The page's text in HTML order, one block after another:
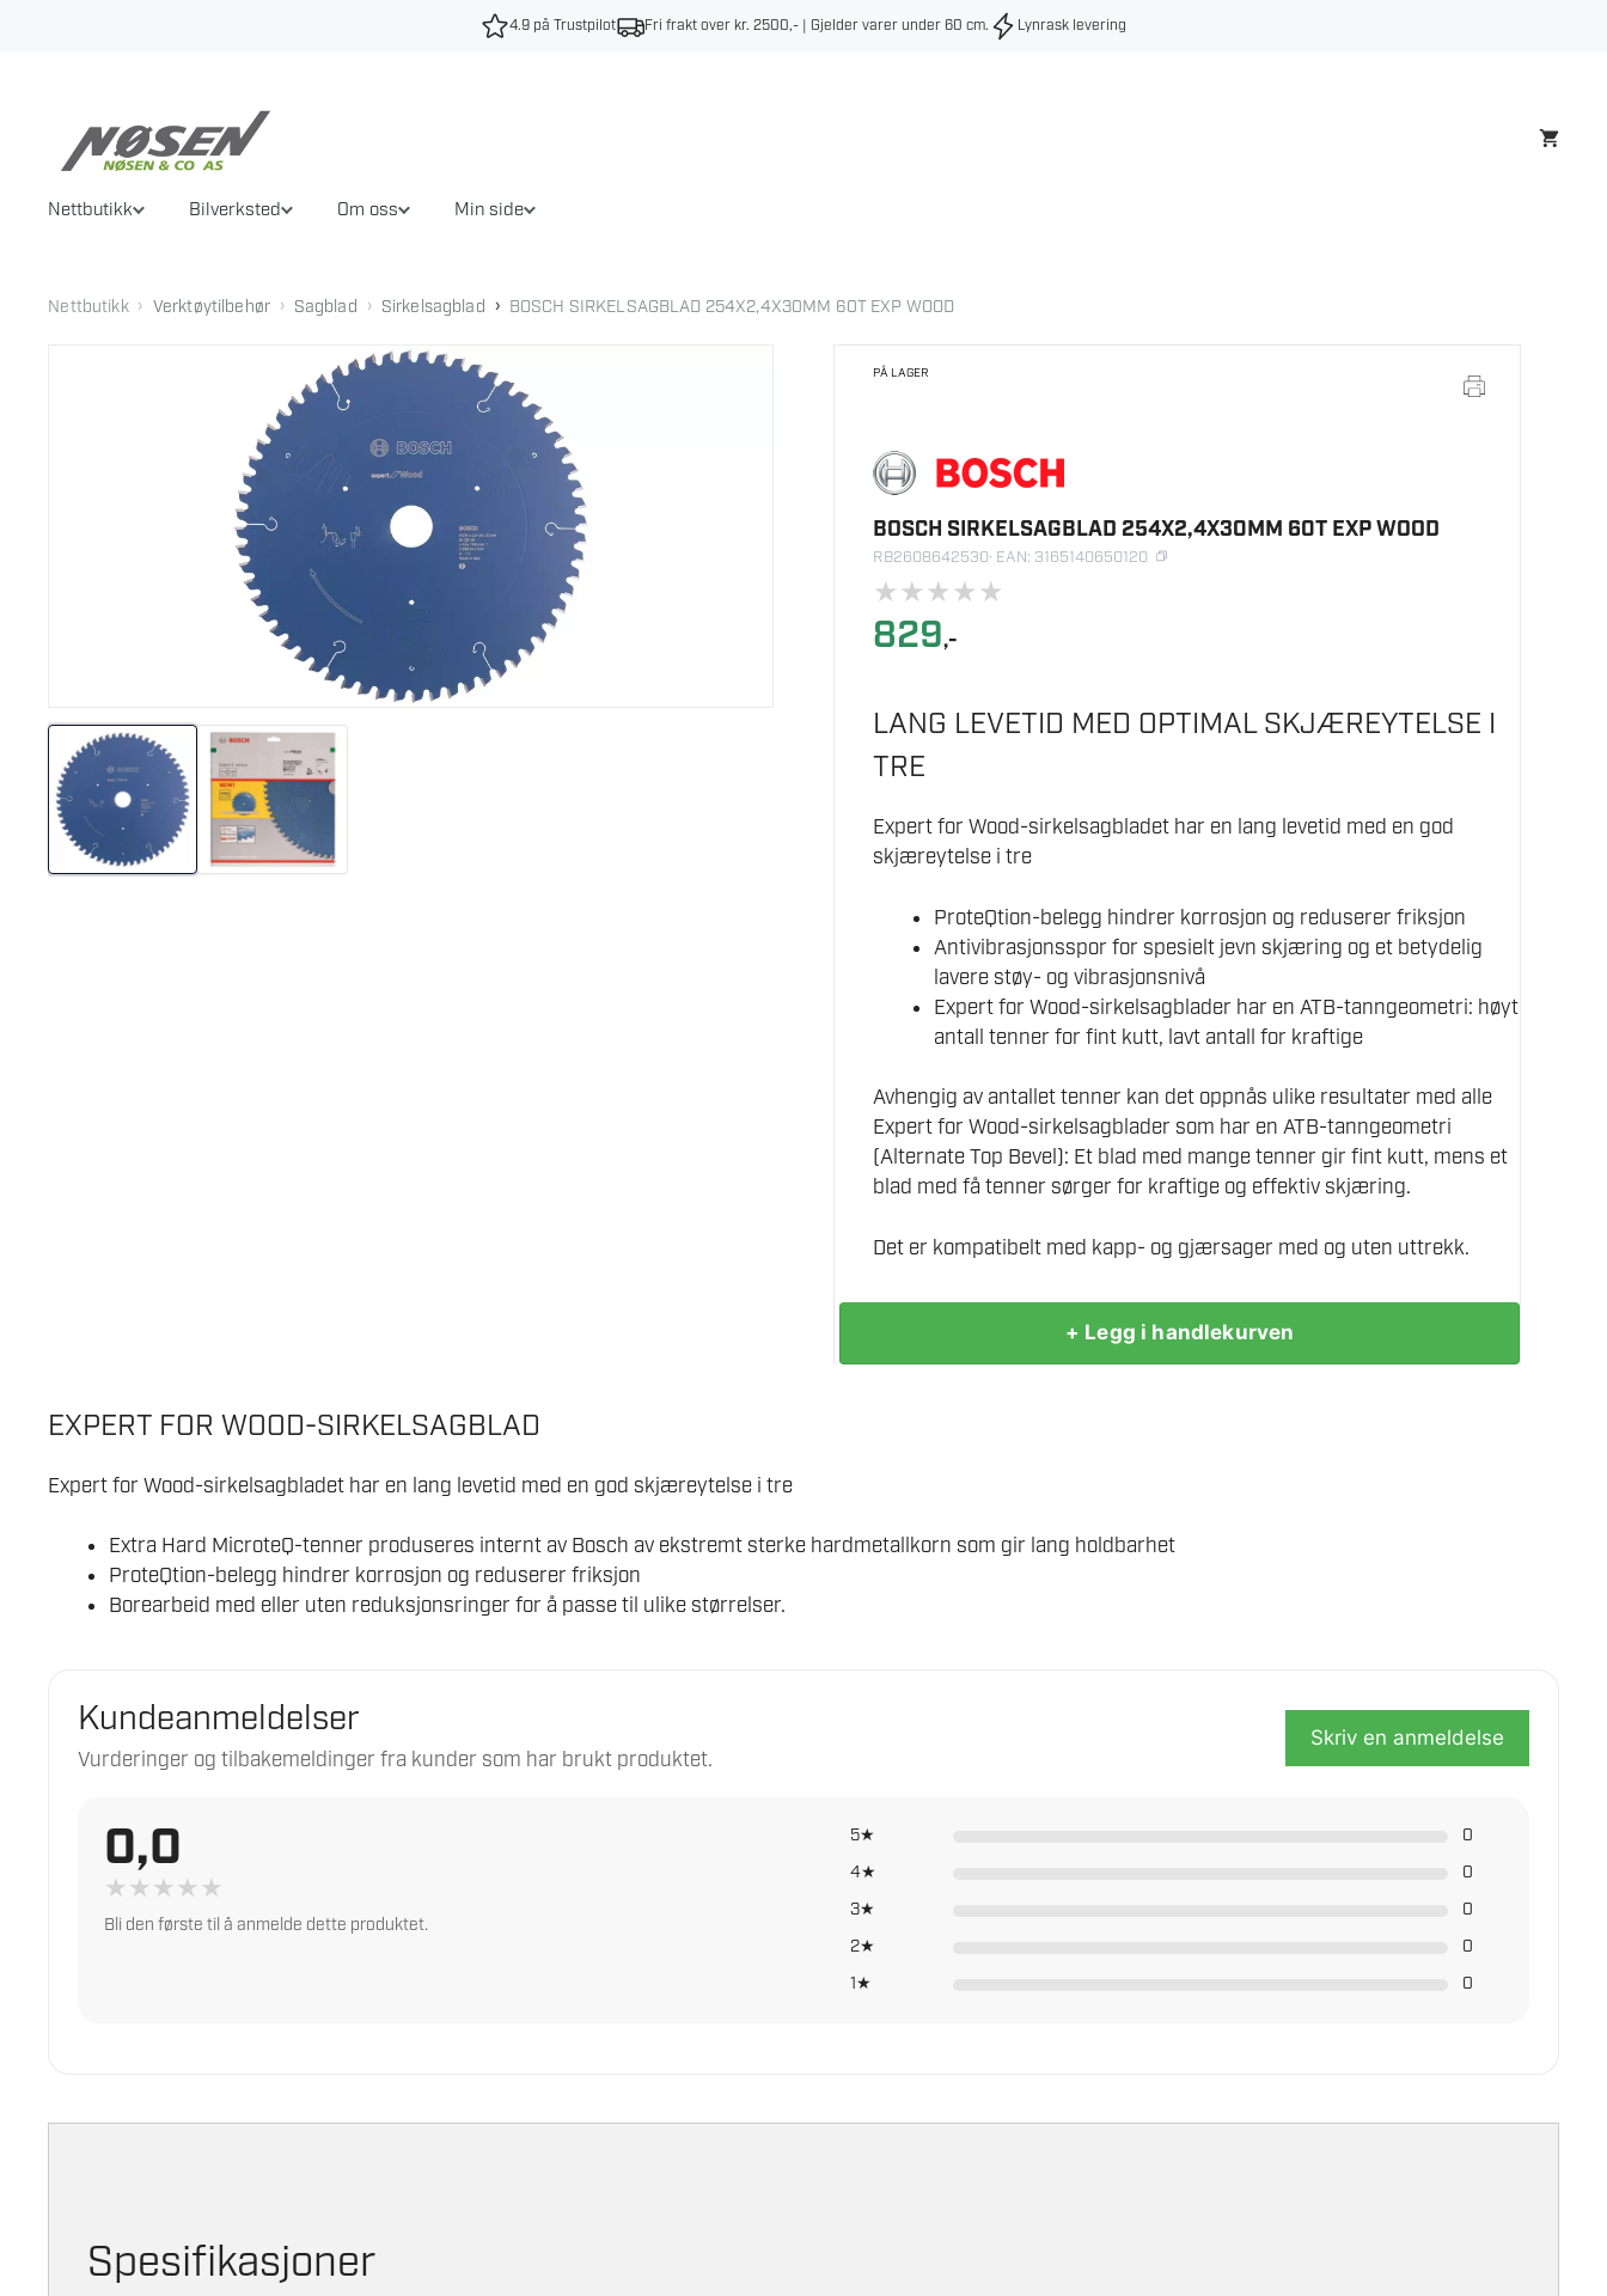
4.9 på Trustpilot Fri frakt over kr. 2500,- | Gjelder varer under 60 cm. Lynrask levering
Nettbutikk Bilverksted Om oss Min side
Nettbutikk › Verktøytilbehør › Sagblad › Sirkelsagblad › BOSCH SIRKELSAGBLAD 254X2,4X30MM 60T EXP WOOD
PÅ LAGER
BOSCH SIRKELSAGBLAD 254X2,4X30MM 60T EXP WOOD
RB2608642530· EAN: 3165140650120
★★★★★
829,-
LANG LEVETID MED OPTIMAL SKJÆREYTELSE I
TRE
Expert for Wood-sirkelsagbladet har en lang levetid med en god
skjæreytelse i tre
ProteQtion-belegg hindrer korrosjon og reduserer friksjon
Antivibrasjonsspor for spesielt jevn skjæring og et betydelig
lavere støy- og vibrasjonsnivå
Expert for Wood-sirkelsagblader har en ATB-tanngeometri: høyt
antall tenner for fint kutt, lavt antall for kraftige
Avhengig av antallet tenner kan det oppnås ulike resultater med alle
Expert for Wood-sirkelsagblader som har en ATB-tanngeometri
(Alternate Top Bevel): Et blad med mange tenner gir fint kutt, mens et
blad med få tenner sørger for kraftige og effektiv skjæring.
Det er kompatibelt med kapp- og gjærsager med og uten uttrekk.
+ Legg i handlekurven
EXPERT FOR WOOD-SIRKELSAGBLAD
Expert for Wood-sirkelsagbladet har en lang levetid med en god skjæreytelse i tre
Extra Hard MicroteQ-tenner produseres internt av Bosch av ekstremt sterke hardmetallkorn som gir lang holdbarhet
ProteQtion-belegg hindrer korrosjon og reduserer friksjon
Borearbeid med eller uten reduksjonsringer for å passe til ulike størrelser.
Kundeanmeldelser
Vurderinger og tilbakemeldinger fra kunder som har brukt produktet.
Skriv en anmeldelse
0,0
★★★★★
Bli den første til å anmelde dette produktet.
5★
0
4★
0
3★
0
2★
0
1★
0
Spesifikasjoner